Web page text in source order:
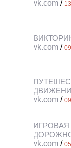
vk.com /
vk.com /
vk.com /
ИГРОВАЯ
vk.com /